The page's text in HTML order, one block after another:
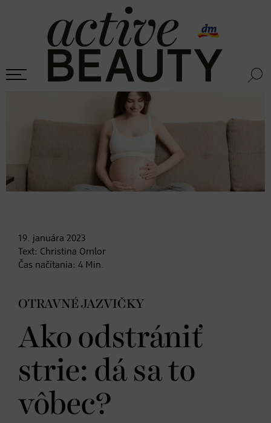
19. januára 2023
Text: Christina Omlor
Čas načítania: 4 Min.
OTRAVNÉ JAZVIČKY
Ako odstrániť
strie: dá sa to
vôbec?